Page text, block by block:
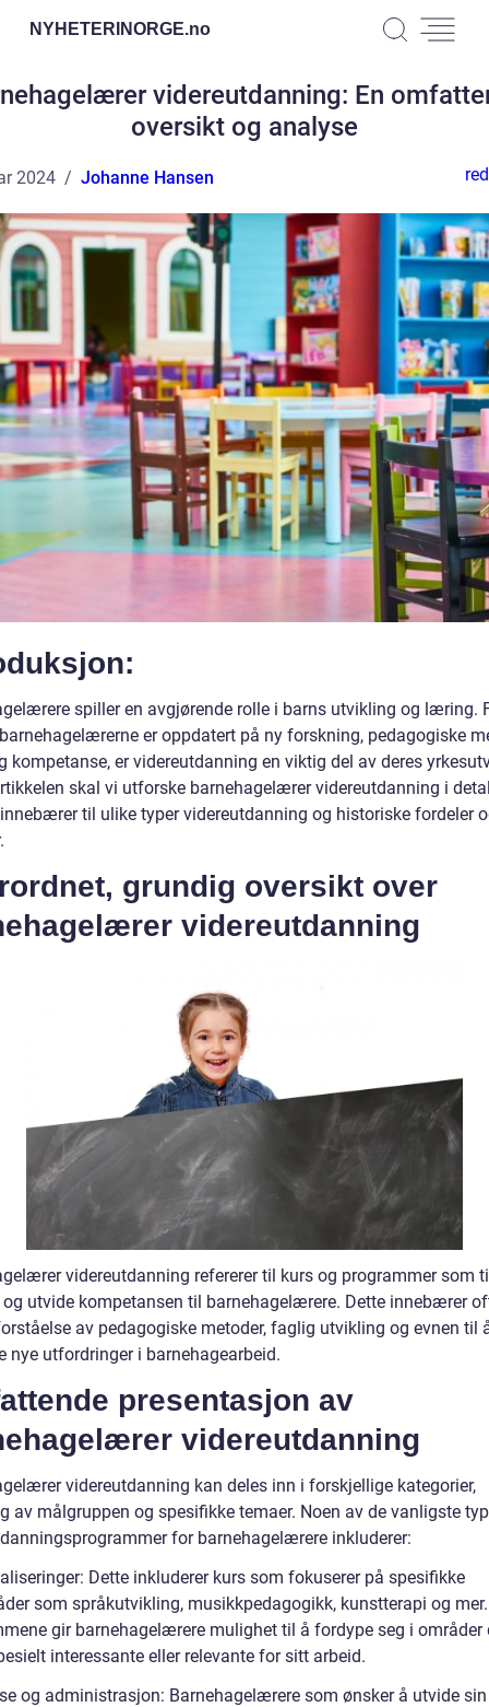
NYHETERINORGE.no
videreutdanning: En
oversikt og analyse
2024 Johanne Hansen
spiller en avgjørende rolle i barns utvikling og læring.
er oppdatert på ny forskning, pedagogiske
kompetanse, er videreutdanning en viktig del av deres
skal vi utforske barnehagelærer videreutdanning i
til ulike typer videreutdanning og historiske fordeler
grundig oversikt over
videreutdanning
videreutdanning refererer til kurs og programmer som
og utvide kompetansen til barnehagelærere. Dette innebærer
av pedagogiske metoder, faglig utvikling og evnen til
nye utfordringer i barnehagearbeid.
presentasjon av
videreutdanning
videreutdanning kan deles inn i forskjellige kategorier,
av målgruppen og spesifikke temaer. Noen av de vanligste
for barnehagelærere inkluderer:
Dette inkluderer kurs som fokuserer på spesifikke
som språkutvikling, musikkpedagogikk, kunstterapi og
gir barnehagelærere mulighet til å fordype seg i områder
interessante eller relevante for sitt arbeid.
og administrasjon: Barnehagelærere som ønsker å utvide sin